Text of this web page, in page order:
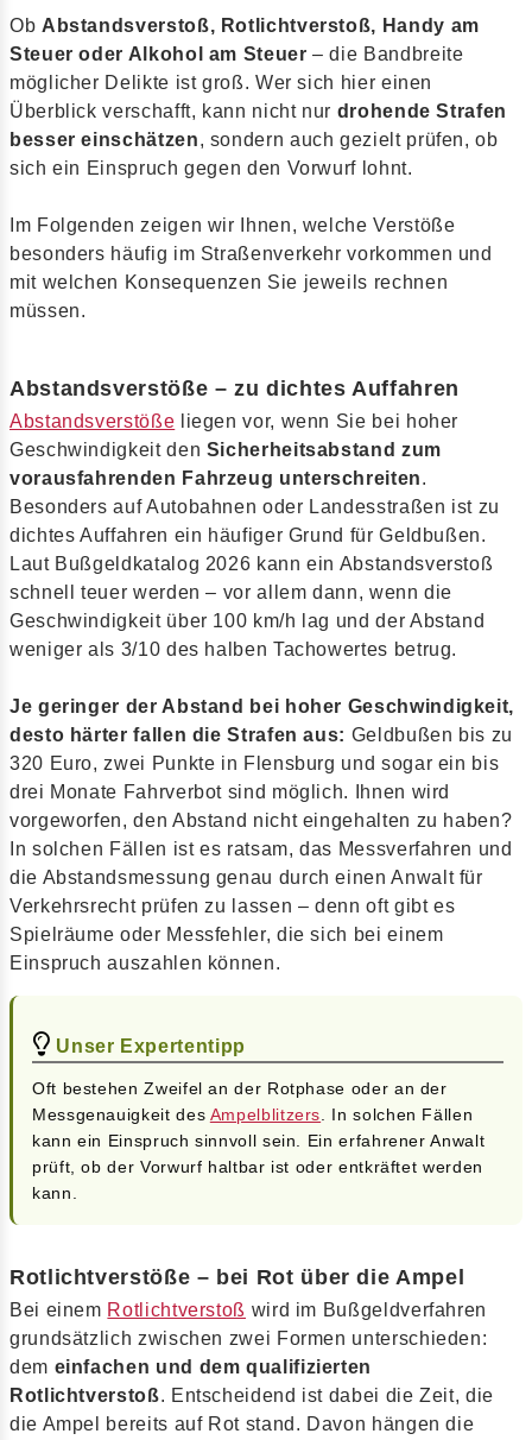
Ob Abstandsverstoß, Rotlichtverstoß, Handy am
Steuer oder Alkohol am Steuer – die Bandbreite
möglicher Delikte ist groß. Wer sich hier einen
Überblick verschafft, kann nicht nur drohende Strafen
besser einschätzen, sondern auch gezielt prüfen, ob
sich ein Einspruch gegen den Vorwurf lohnt.
Im Folgenden zeigen wir Ihnen, welche Verstöße
besonders häufig im Straßenverkehr vorkommen und
mit welchen Konsequenzen Sie jeweils rechnen
müssen.
Abstandsverstöße – zu dichtes Auffahren
Abstandsverstöße liegen vor, wenn Sie bei hoher
Geschwindigkeit den Sicherheitsabstand zum
vorausfahrenden Fahrzeug unterschreiten.
Besonders auf Autobahnen oder Landesstraßen ist zu
dichtes Auffahren ein häufiger Grund für Geldbußen.
Laut Bußgeldkatalog 2026 kann ein Abstandsverstoß
schnell teuer werden – vor allem dann, wenn die
Geschwindigkeit über 100 km/h lag und der Abstand
weniger als 3/10 des halben Tachowertes betrug.
Je geringer der Abstand bei hoher Geschwindigkeit,
desto härter fallen die Strafen aus: Geldbußen bis zu
320 Euro, zwei Punkte in Flensburg und sogar ein bis
drei Monate Fahrverbot sind möglich. Ihnen wird
vorgeworfen, den Abstand nicht eingehalten zu haben?
In solchen Fällen ist es ratsam, das Messverfahren und
die Abstandsmessung genau durch einen Anwalt für
Verkehrsrecht prüfen zu lassen – denn oft gibt es
Spielräume oder Messfehler, die sich bei einem
Einspruch auszahlen können.
Unser Expertentipp
Oft bestehen Zweifel an der Rotphase oder an der
Messgenauigkeit des Ampelblitzers . In solchen Fällen
kann ein Einspruch sinnvoll sein. Ein erfahrener Anwalt
prüft, ob der Vorwurf haltbar ist oder entkräftet werden
kann.
Rotlichtverstöße – bei Rot über die Ampel
Bei einem Rotlichtverstoß wird im Bußgeldverfahren
grundsätzlich zwischen zwei Formen unterschieden:
dem einfachen und dem qualifizierten
Rotlichtverstoß. Entscheidend ist dabei die Zeit, die
die Ampel bereits auf Rot stand. Davon hängen die